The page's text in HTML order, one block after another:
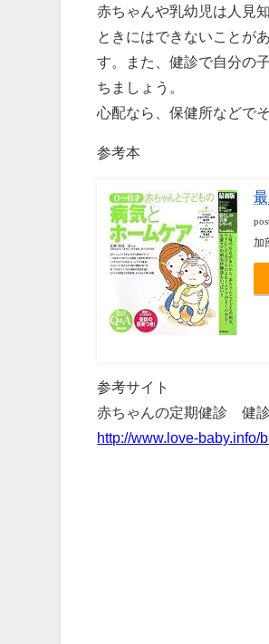
赤ちゃんや乳幼児は人見
ときにはできないことが
す。また、健診で自分の
ちましょう。
心配なら、保健所などで
参考本
加
参考サイト
赤ちゃんの定期健診 健
http://www.love-baby.info/